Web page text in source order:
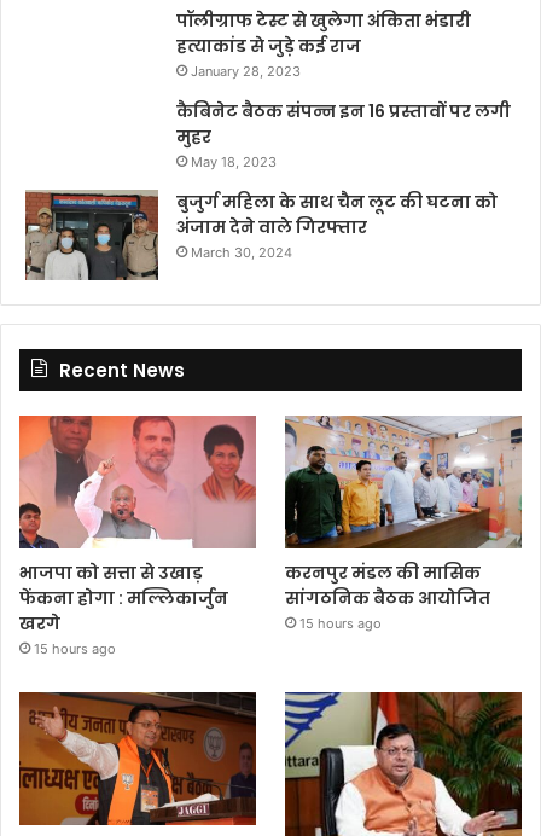
पॉलीग्राफ टेस्ट से खुलेगा अंकिता भंडारी
हत्याकांड से जुड़े कई राज
January 28, 2023
कैबिनेट बैठक संपन्न इन 16 प्रस्तावों पर लगी
मुहर
May 18, 2023
बुजुर्ग महिला के साथ चैन लूट की घटना को
अंजाम देने वाले गिरफ्तार
March 30, 2024
Recent News
भाजपा को सत्ता से उखाड़
फेंकना होगा : मल्लिकार्जुन
खरगे
15 hours ago
करनपुर मंडल की मासिक
सांगठनिक बैठक आयोजित
15 hours ago